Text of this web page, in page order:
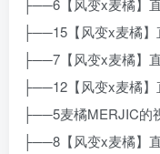
├──6【风变x麦橘】
├──15【风变x麦橘
├──7【风变x麦橘】
├──12【风变x麦橘
├──5麦橘MERJIC的
├──8【风变x麦橘】